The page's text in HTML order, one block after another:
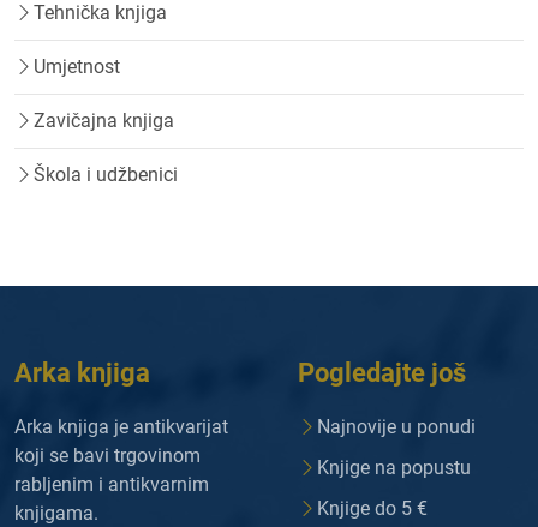
Tehnička knjiga
Umjetnost
Zavičajna knjiga
Škola i udžbenici
Arka knjiga
Arka knjiga je antikvarijat
koji se bavi trgovinom
rabljenim i antikvarnim
knjigama.
Pogledajte još
Najnovije u ponudi
Knjige na popustu
Knjige do 5 €